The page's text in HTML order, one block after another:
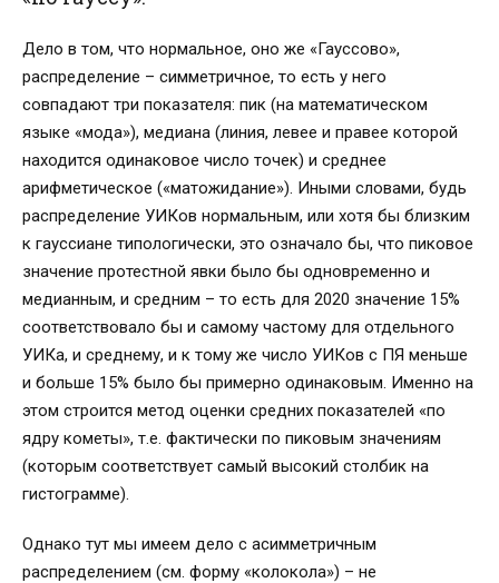
Дело в том, что нормальное, оно же «Гауссово»,
распределение – симметричное, то есть у него
совпадают три показателя: пик (на математическом
языке «мода»), медиана (линия, левее и правее которой
находится одинаковое число точек) и среднее
арифметическое («матожидание»). Иными словами, будь
распределение УИКов нормальным, или хотя бы близким
к гауссиане типологически, это означало бы, что пиковое
значение протестной явки было бы одновременно и
медианным, и средним – то есть для 2020 значение 15%
соответствовало бы и самому частому для отдельного
УИКа, и среднему, и к тому же число УИКов с ПЯ меньше
и больше 15% было бы примерно одинаковым. Именно на
этом строится метод оценки средних показателей «по
ядру кометы», т.е. фактически по пиковым значениям
(которым соответствует самый высокий столбик на
гистограмме).
Однако тут мы имеем дело с асимметричным
распределением (см. форму «колокола») – не